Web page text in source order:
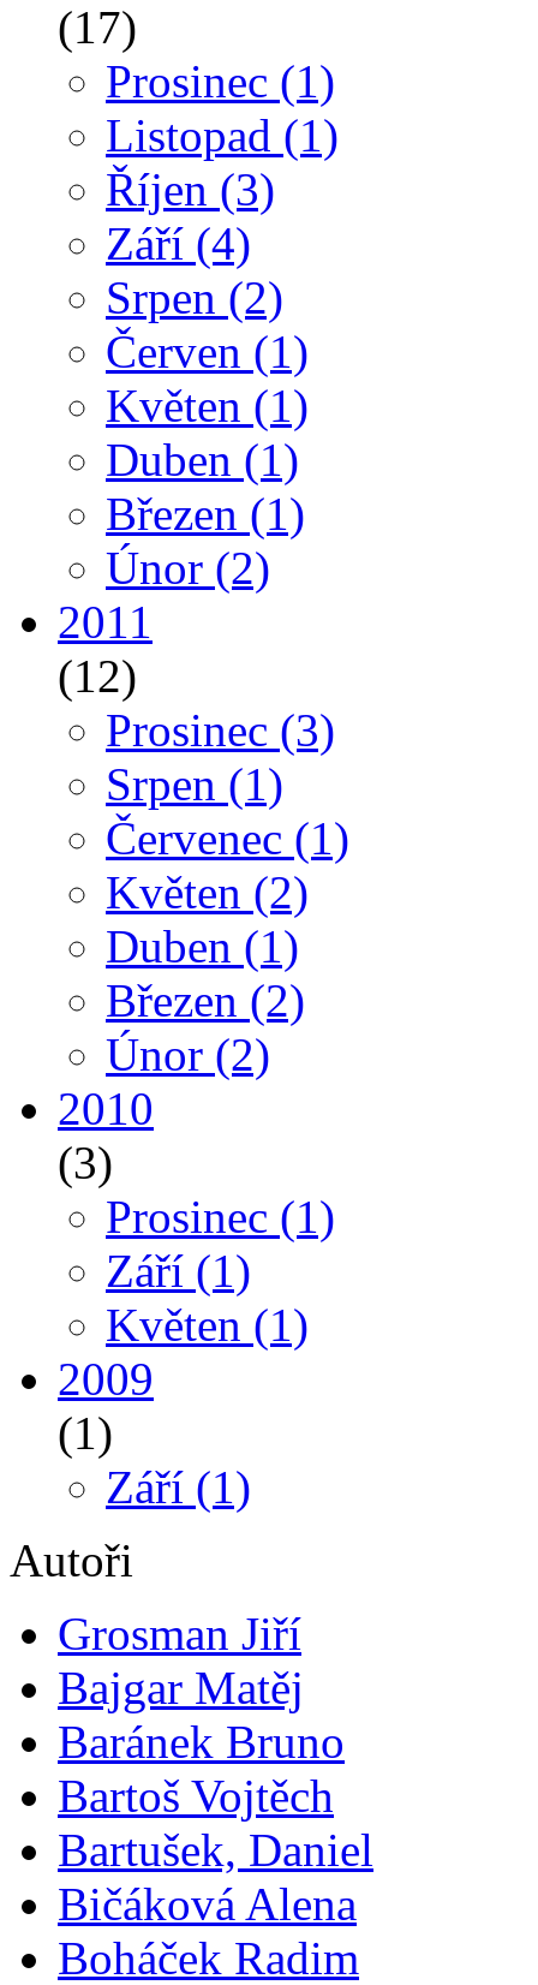
(17)
Prosinec (1)
Listopad (1)
Říjen (3)
Září (4)
Srpen (2)
Červen (1)
Květen (1)
Duben (1)
Březen (1)
Únor (2)
2011
(12)
Prosinec (3)
Srpen (1)
Červenec (1)
Květen (2)
Duben (1)
Březen (2)
Únor (2)
2010
(3)
Prosinec (1)
Září (1)
Květen (1)
2009
(1)
Září (1)
Autoři
Grosman Jiří
Bajgar Matěj
Baránek Bruno
Bartoš Vojtěch
Bartušek, Daniel
Bičáková Alena
Boháček Radim